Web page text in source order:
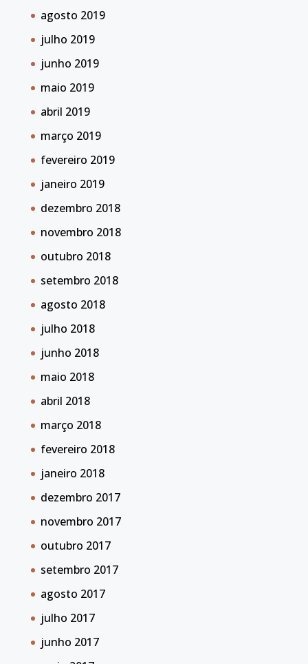
agosto 2019
julho 2019
junho 2019
maio 2019
abril 2019
março 2019
fevereiro 2019
janeiro 2019
dezembro 2018
novembro 2018
outubro 2018
setembro 2018
agosto 2018
julho 2018
junho 2018
maio 2018
abril 2018
março 2018
fevereiro 2018
janeiro 2018
dezembro 2017
novembro 2017
outubro 2017
setembro 2017
agosto 2017
julho 2017
junho 2017